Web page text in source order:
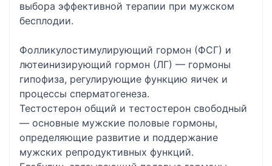
выбора эффективной терапии при мужском
бесплодии.
Фолликулостимулирующий гормон (ФСГ) и
лютеинизирующий гормон (ЛГ) — гормоны
гипофиза, регулирующие функцию яичек и
процессы сперматогенеза.
Тестостерон общий и тестостерон свободный
— основные мужские половые гормоны,
определяющие развитие и поддержание
мужских репродуктивных функций.